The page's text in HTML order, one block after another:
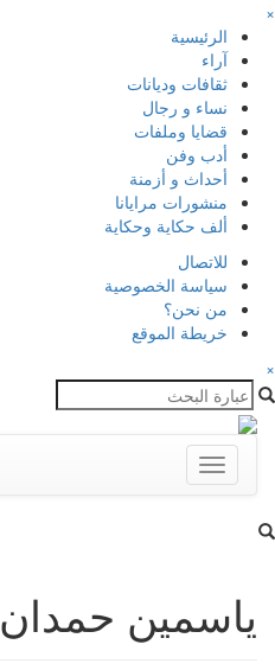
×
الرئيسية
آراء
ثقافات وديانات
نساء و رجال
قضايا وملفات
أدب وفن
أحداث و أزمنة
منشورات مرايانا
ألف حكاية وحكاية
للاتصال
سياسة الخصوصية
من نحن؟
خريطة الموقع
×
Toggle
navigation
ياسمين حمدان